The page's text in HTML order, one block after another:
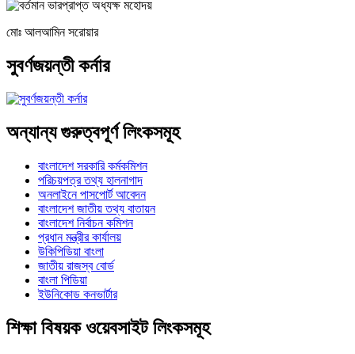
মোঃ আলআমিন সরোয়ার
সুবর্ণজয়ন্তী কর্নার
অন্যান্য গুরুত্বপূর্ণ লিংকসমূহ
বাংলাদেশ সরকারি কর্মকমিশন
পরিচয়পত্র তথ্য হালনাগাদ
অনলাইনে পাসপোর্ট আবেদন
বাংলাদেশ জাতীয় তথ্য বাতায়ন
বাংলাদেশ নির্বাচন কমিশন
প্রধান মন্ত্রীর কার্যালয়
উকিপিডিয়া বাংলা
জাতীয় রাজস্ব বোর্ড
বাংলা পিডিয়া
ইউনিকোড কনভার্টার
শিক্ষা বিষয়ক ওয়েবসাইট লিংকসমূহ